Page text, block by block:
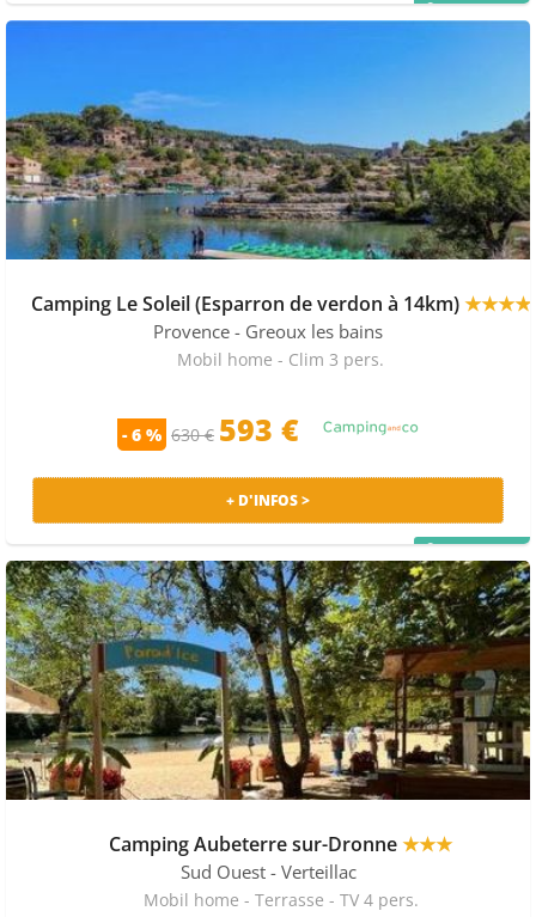
Camping Le Soleil (Esparron de verdon à 14km)★★★★
Provence - Greoux les bains
Mobil home - Clim 3 pers.
- 6 % 630 € 593 €
+ D'INFOS >
Camping Aubeterre sur-Dronne★★★
Sud Ouest - Verteillac
Mobil home - Terrasse - TV 4 pers.